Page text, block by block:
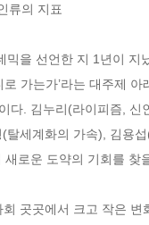
류의 지표
을 선언한 지 1년이
가는가’라는 대주제
다. 김누리(라이피즘,
세계화의 가속), 김용
로운 도약의 기회를 찾
곳곳에서 크고 작은